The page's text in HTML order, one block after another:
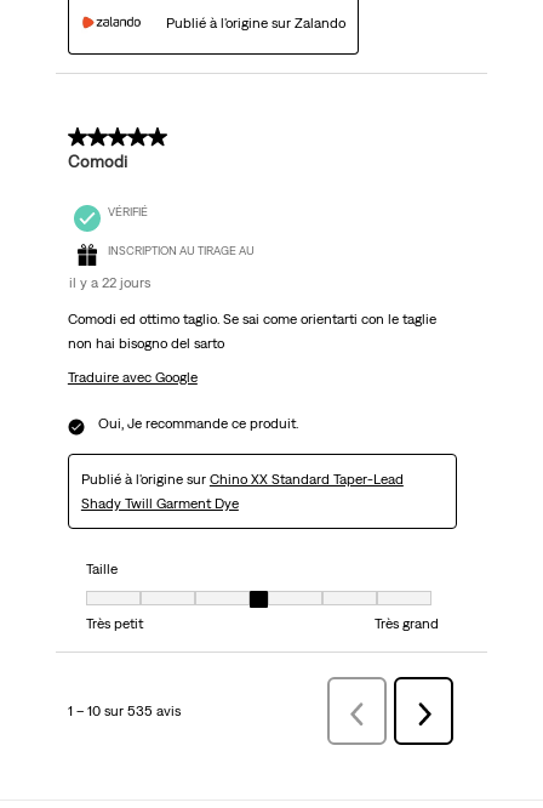
Publié à l'origine sur Zalando
5 sur 5 étoiles.
Comodi
VÉRIFIÉ
INSCRIPTION AU TIRAGE AU
il y a 22 jours
Comodi ed ottimo taglio. Se sai come orientarti con le taglie
non hai bisogno del sarto
Traduire avec Google
Oui, Je recommande ce produit.
Publié à l'origine sur Chino XX Standard Taper-Lead
Shady Twill Garment Dye
Taille
Taille, 4 sur 7, où 1 est égal à Très petit et 7 est égal à Très grand
Très petit
Très grand
1 – 10 sur 535 avis PrécédentavisSuivant
avis